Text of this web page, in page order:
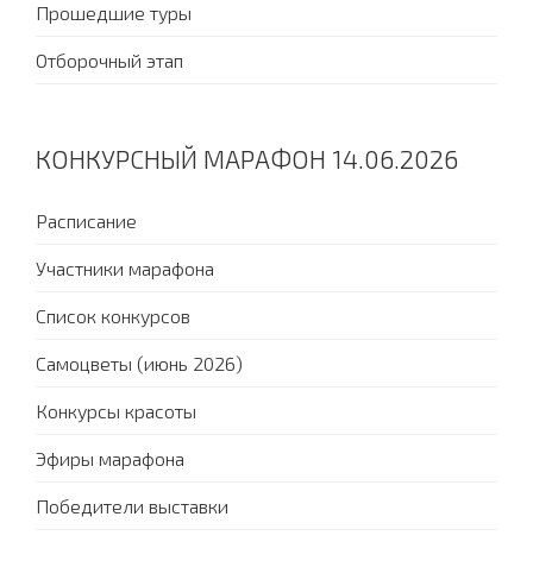
Прошедшие туры
Отборочный этап
КОНКУРСНЫЙ МАРАФОН 14.06.2026
Расписание
Участники марафона
Список конкурсов
Самоцветы (июнь 2026)
Конкурсы красоты
Эфиры марафона
Победители выставки